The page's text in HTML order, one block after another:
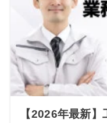
【2026年最新